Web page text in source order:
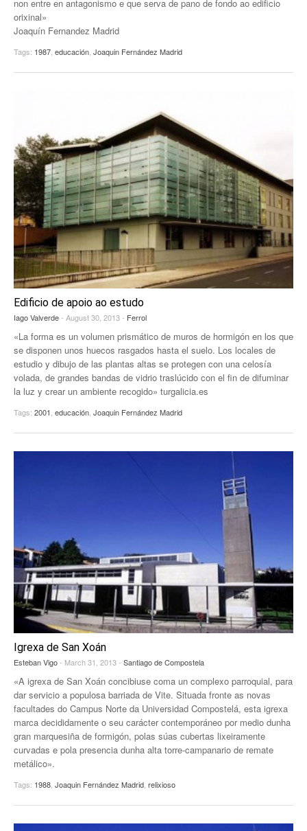
non entre en antagonismo e que serva de pano de fondo ao edificio
orixinal»
Joaquín Fernandez Madrid
Tags: 1987 educación Joaquin Fernández Madrid
Edificio de apoio ao estudo
Iago Valverde- August 30, 2013 - Ferrol
«La forma es un volumen prismático de muros de hormigón en los que
se disponen unos huecos rasgados hasta el suelo. Los locales de
estudio y dibujo de las plantas altas se protegen con una celosía
volada, de grandes bandas de vidrio traslúcido con el fin de difuminar
la luz y crear un ambiente recogido» turgalicia.es
Tags: 2001, educación, Joaquin Fernández Madrid
Igrexa de San Xoán
Esteban Vigo- March 31, 2013 - Santiago de Compostela
«A igrexa de San Xoán concibiuse coma un complexo parroquial, para
dar servicio a populosa barriada de Vite. Situada fronte as novas
facultades do Campus Norte da Universidad Compostelá, esta igrexa
marca decididamente o seu carácter contemporáneo por medio dunha
gran marquesiña de formigón, polas súas cubertas lixeiramente
curvadas e pola presencia dunha alta torre-campanario de remate
metálico».
Tags: 1988, Joaquin Fernández Madrid, relixioso